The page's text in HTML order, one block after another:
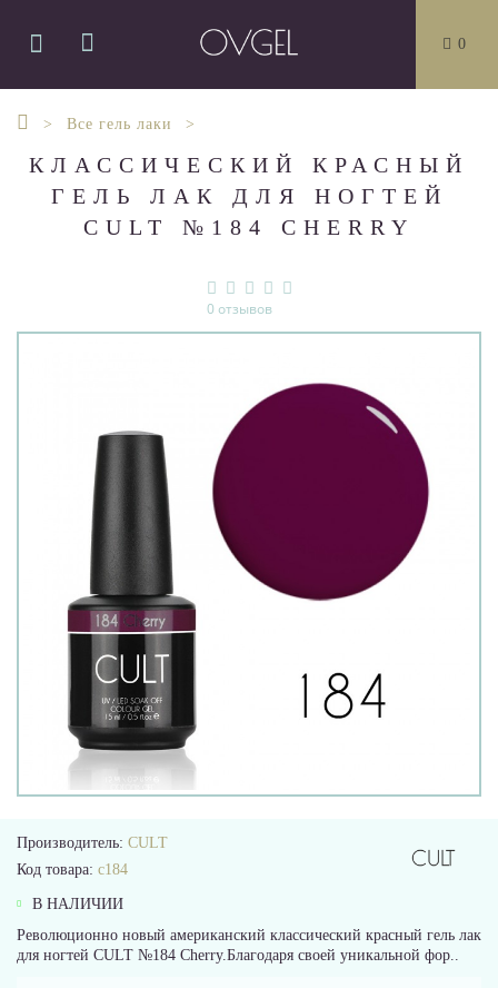
0
Все гель лаки
КЛАССИЧЕСКИЙ КРАСНЫЙ
ГЕЛЬ ЛАК ДЛЯ НОГТЕЙ
CULT №184 CHERRY
0 отзывов
Производитель: CULT
Код товара: c184
В НАЛИЧИИ
Революционно новый американский классический красный гель лак
для ногтей CULT №184 Cherry.Благодаря своей уникальной фор..